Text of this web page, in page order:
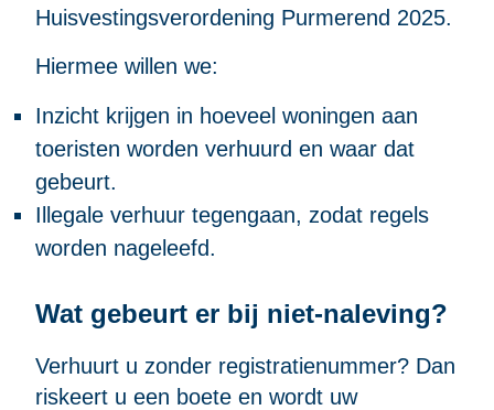
Huisvestingsverordening Purmerend 2025.
Hiermee willen we:
Inzicht krijgen in hoeveel woningen aan
toeristen worden verhuurd en waar dat
gebeurt.
Illegale verhuur tegengaan, zodat regels
worden nageleefd.
Wat gebeurt er bij niet-naleving?
Verhuurt u zonder registratienummer? Dan
riskeert u een boete en wordt uw